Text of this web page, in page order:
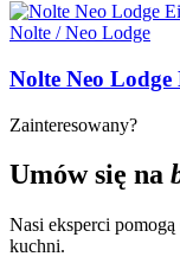
Nolte / Neo Lodge
Nolte Neo Lodge
Zainteresowany?
Umów się na
Nasi eksperci
kuchni.